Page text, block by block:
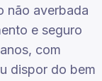
não averbada
e seguro
com
dispor do bem